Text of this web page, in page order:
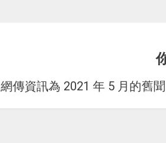
網傳資訊為 2021 年 5 月的舊